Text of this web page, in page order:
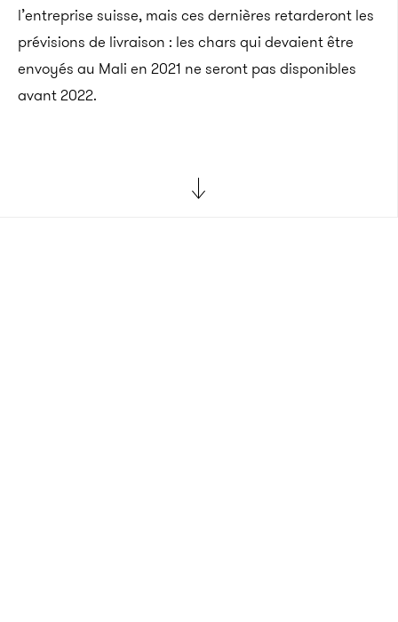
l’entreprise suisse, mais ces dernières retarderont les
prévisions de livraison : les chars qui devaient être
envoyés au Mali en 2021 ne seront pas disponibles
avant 2022.